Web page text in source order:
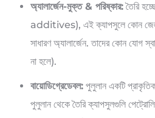
অ্যালার্জেন-মুক্ত & পরিষ্কার:তৈরি
additives), এই ক্যাপসুলে কোন
সাধারণ অ্যালার্জেন. তাদের কোন যোগ
না হলে).
বায়োডিগ্রেডেবল: পুলুলান একটি প্রাকৃতিক
পুলুলান থেকে তৈরি ক্যাপসুলগুলি